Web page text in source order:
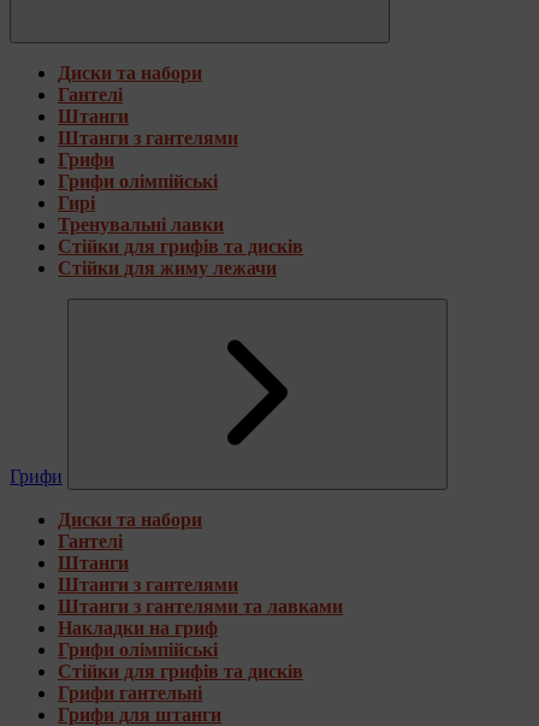
Диски та набори
Гантелі
Штанги
Штанги з гантелями
Грифи
Грифи олімпійські
Гирі
Тренувальні лавки
Стійки для грифів та дисків
Стійки для жиму лежачи
Грифи
Диски та набори
Гантелі
Штанги
Штанги з гантелями
Штанги з гантелями та лавками
Накладки на гриф
Грифи олімпійські
Стійки для грифів та дисків
Грифи гантельні
Грифи для штанги